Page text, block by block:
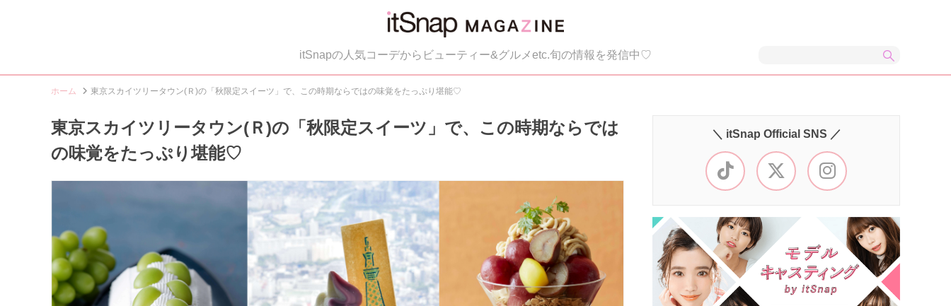
itSnapの人気コーデからビューティー&グルメetc.旬の情報を発信中♡
ホーム 東京スカイツリータウン(Ｒ)の「秋限定スイーツ」で、この時期ならではの味覚をたっぷり堪能♡
東京スカイツリータウン(Ｒ)の「秋限定スイーツ」で、この時期ならでは
の味覚をたっぷり堪能♡
＼ itSnap Official SNS ／